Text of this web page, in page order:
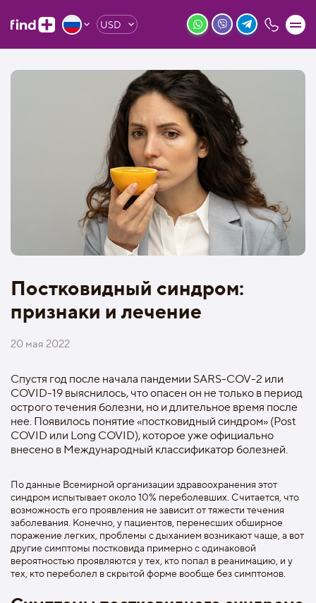
USD
Постковидный синдром:
признаки и лечение
20 мая 2022
Спустя год после начала пандемии SARS-COV-2 или
COVID-19 выяснилось, что опасен он не только в период
острого течения болезни, но и длительное время после
нее. Появилось понятие «постковидный синдром» (Post
COVID или Long COVID), которое уже официально
внесено в Международный классификатор болезней.
По данные Всемирной организации здравоохранения этот
синдром испытывает около 10% переболевших. Считается, что
возможность его проявления не зависит от тяжести течения
заболевания. Конечно, у пациентов, перенесших обширное
поражение легких, проблемы с дыханием возникают чаще, а вот
другие симптомы постковида примерно с одинаковой
вероятностью проявляются у тех, кто попал в реанимацию, и у
тех, кто переболел в скрытой форме вообще без симптомов.